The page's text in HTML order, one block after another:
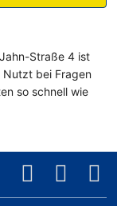
Straße 4 ist
bei Fragen
so schnell wie